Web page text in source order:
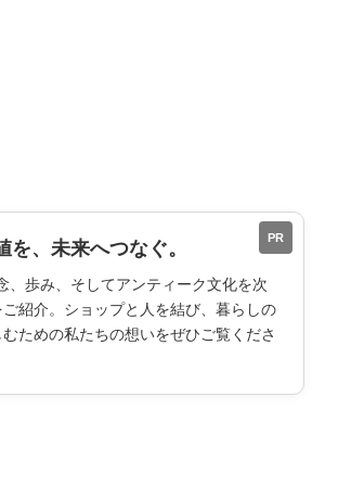
PR
、未来へつなぐ。
、歩み、そしてアンティーク文化を次
紹介。ショップと人を結び、暮らしの
ための私たちの想いをぜひご覧くださ